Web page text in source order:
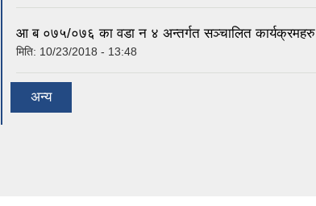
आ ब ०७५/०७६ का वडा न ४ अन्तर्गत सञ्चालित कार्यक्रमहरु
मिति: 10/23/2018 - 13:48
अन्य